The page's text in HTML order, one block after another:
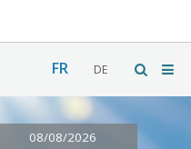
FR DE
08/08/2026